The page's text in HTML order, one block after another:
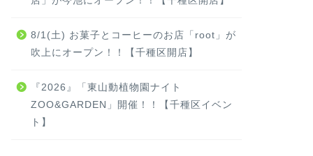
8/1(土) お菓子とコーヒーのお店「root」が
吹上にオープン！！【千種区開店】
『2026』「東山動植物園ナイト
ZOO&GARDEN」開催！！【千種区イベン
ト】